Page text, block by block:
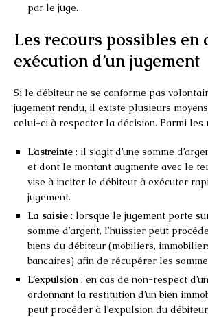
par le juge.
Les recours possibles en
exécution d’un jugement
Si le débiteur ne se conforme pas
jugement rendu, il existe plusieurs
celui-ci à respecter la décision. Parmi les
L’astreinte : il s’agit d’une somme
et dont le montant augmente avec le
vise à inciter le débiteur à exécuter
jugement.
La saisie : lorsque le jugement porte
somme d’argent, l’huissier peut
biens du débiteur (mobiliers,
bancaires) afin de récupérer les
L’expulsion : en cas de non-respect
ordonnant la restitution d’un bien
peut procéder à l’expulsion du